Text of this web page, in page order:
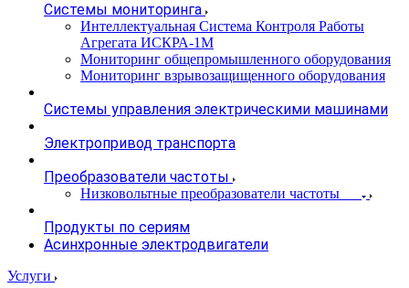
Системы мониторинга
Интеллектуальная Система Контроля Работы
Агрегата ИСКРА-1М
Мониторинг общепромышленного оборудования
Мониторинг взрывозащищенного оборудования
Системы управления электрическими машинами
Электропривод транспорта
Преобразователи частоты
Низковольтные преобразователи частоты
Продукты по сериям
Асинхронные электродвигатели
Услуги